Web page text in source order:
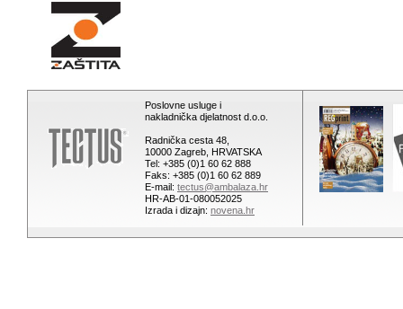
Poslovne usluge i
nakladnička djelatnost d.o.o.
Radnička cesta 48,
10000 Zagreb, HRVATSKA
Tel: +385 (0)1 60 62 888
Faks: +385 (0)1 60 62 889
E-mail: tectus@ambalaza.hr
HR-AB-01-080052025
Izrada i dizajn: novena.hr